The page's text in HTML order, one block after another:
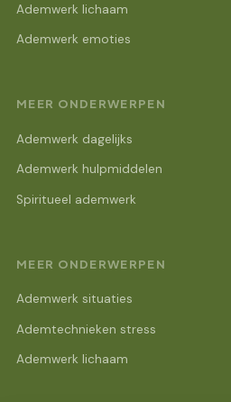
Ademwerk lichaam
Ademwerk emoties
MEER ONDERWERPEN
Ademwerk dagelijks
Ademwerk hulpmiddelen
Spiritueel ademwerk
MEER ONDERWERPEN
Ademwerk situaties
Ademtechnieken stress
Ademwerk lichaam